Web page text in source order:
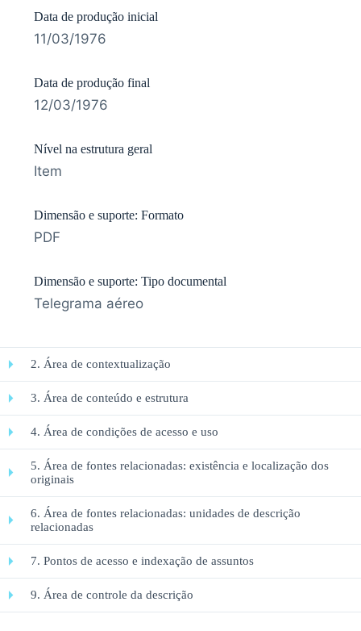
Data de produção inicial
11/03/1976
Data de produção final
12/03/1976
Nível na estrutura geral
Item
Dimensão e suporte: Formato
PDF
Dimensão e suporte: Tipo documental
Telegrama aéreo
2. Área de contextualização
3. Área de conteúdo e estrutura
4. Área de condições de acesso e uso
5. Área de fontes relacionadas: existência e localização dos
originais
6. Área de fontes relacionadas: unidades de descrição
relacionadas
7. Pontos de acesso e indexação de assuntos
9. Área de controle da descrição